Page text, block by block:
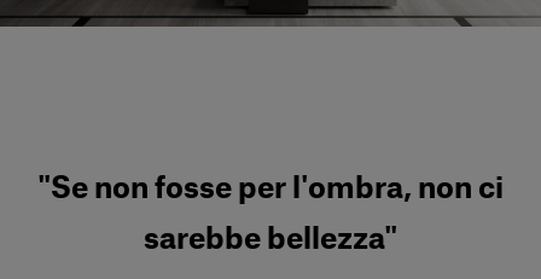
Accedi
"Se non fosse per l'ombra, non ci
sarebbe bellezza"